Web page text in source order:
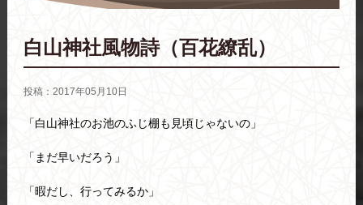
白山神社風物詩（百花繚乱）
投稿：2017年05月10日
「白山神社のお池のふじ棚も見頃じゃないの」
「まだ早いだろう」
「暇だし、行ってみるか」